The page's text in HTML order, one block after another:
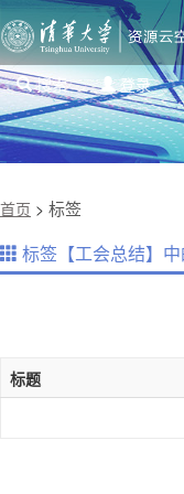
搜索 登录
首页 > 标签
标签【工会总结】
标题